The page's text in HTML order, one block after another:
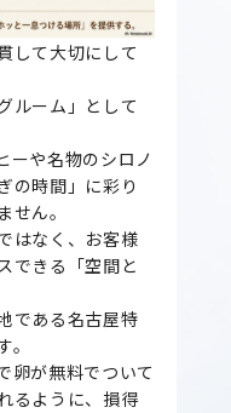
して大切にして
ルーム」として
ーや名物のシロノ
の時間」に彩り
ん。
はなく、お客様
できる「空間と
である名古屋特
卵が無料でついて
るように、損得